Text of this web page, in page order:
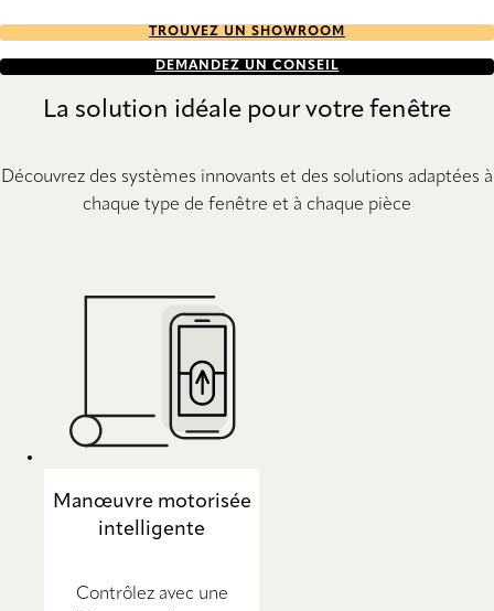
TROUVEZ UN SHOWROOM
DEMANDEZ UN CONSEIL
La solution idéale pour votre fenêtre
Découvrez des systèmes innovants et des solutions adaptées à
chaque type de fenêtre et à chaque pièce
Manœuvre motorisée
intelligente
Contrôlez avec une